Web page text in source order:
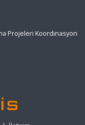
Projeleri Koordinasyon